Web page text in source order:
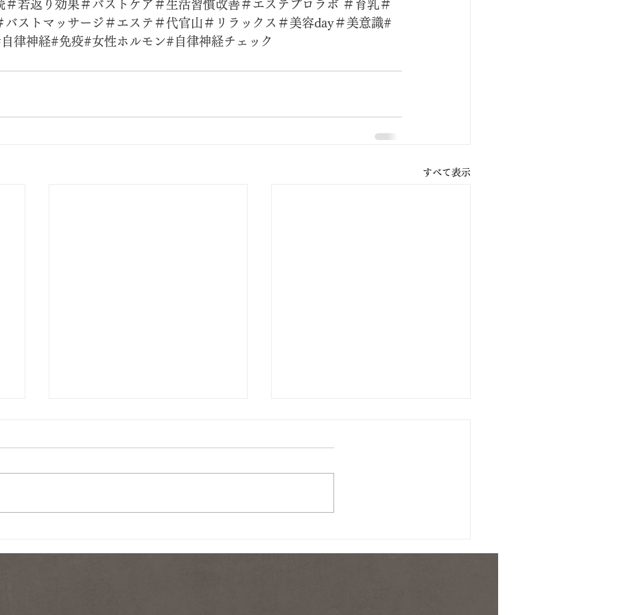
＃若返り効果＃バストケア＃生活習慣改善＃エステプロラボ ＃育乳＃
バストマッサージ＃エステ＃代官山＃リラックス＃美容day＃美意識#
律神経#免疫#女性ホルモン#自律神経チェック
すべて表示
ップ専門店